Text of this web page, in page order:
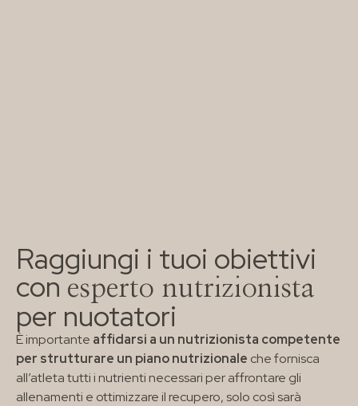
Raggiungi i tuoi obiettivi
con esperto nutrizionista
per nuotatori
È importante affidarsi a un nutrizionista competente
per strutturare un piano nutrizionale che fornisca
all’atleta tutti i nutrienti necessari per affrontare gli
allenamenti e ottimizzare il recupero, solo così sarà